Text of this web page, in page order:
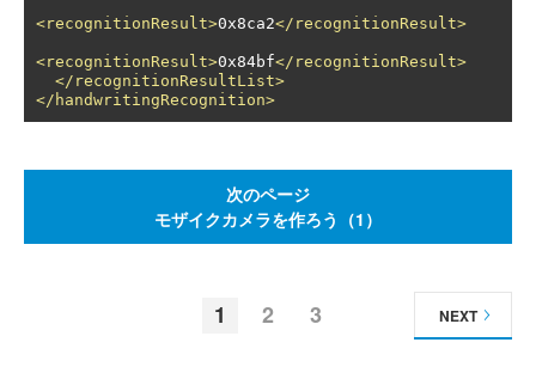
<recognitionResult>0x8ca2</recognitionResult>
<recognitionResult>0x84bf</recognitionResult>
</recognitionResultList>
</handwritingRecognition>
次のページ
モザイクカメラを作ろう（1）
1 2 3 NEXT